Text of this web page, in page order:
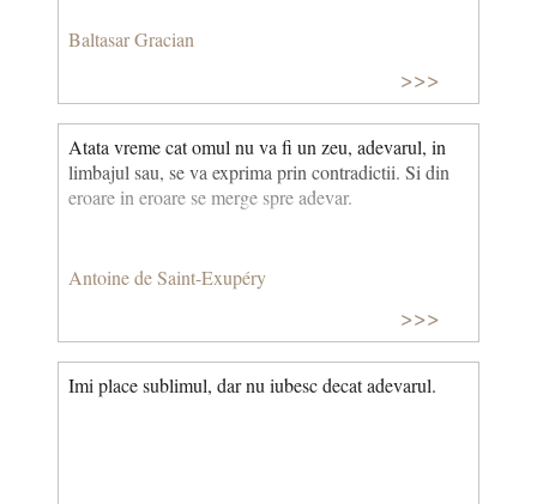
Baltasar Gracian
>>>
Atata vreme cat omul nu va fi un zeu, adevarul, in
limbajul sau, se va exprima prin contradictii. Si din
eroare in eroare se merge spre adevar.
Antoine de Saint-Exupéry
>>>
Imi place sublimul, dar nu iubesc decat adevarul.